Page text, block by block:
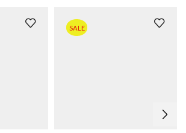
SALE